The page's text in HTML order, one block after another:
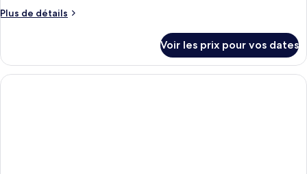
Plus de détails
Plus
le
type
de
Voir les prix pour vos dates